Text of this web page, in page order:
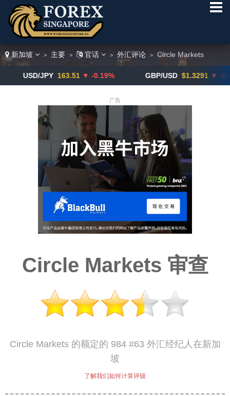
新加坡 > 主要 > 官话 > 外汇评论 > Circle Markets
JPY 163.51 ▼ -0.19% GBP/USD $1.3291 ▼ -0.02%
广告
Circle Markets 审查
Circle Markets 的额定的 984 #63 外汇经纪人在新加
坡
了解我们如何计算评级